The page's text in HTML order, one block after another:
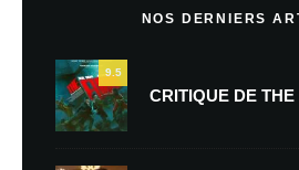
NOS DERNIERS
9.5
CRITIQUE DE